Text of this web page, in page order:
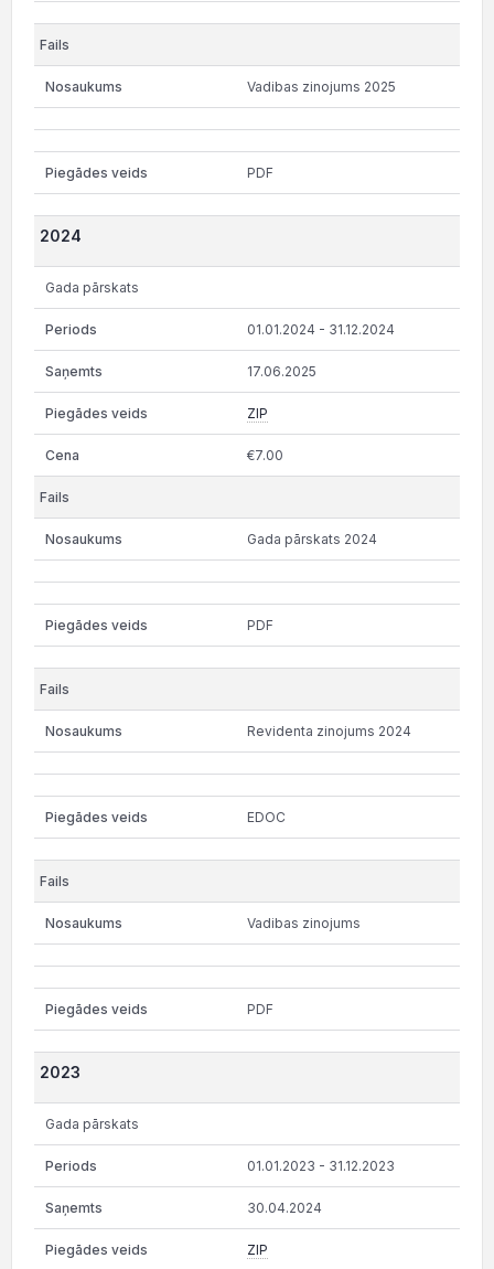
Vadibas zinojums 2025
PDF
2024
Gada pārskats
01.01.2024 - 31.12.2024
17.06.2025
ZIP
€7.00
Gada pārskats 2024
PDF
Revidenta zinojums 2024
EDOC
Vadibas zinojums
PDF
2023
Gada pārskats
01.01.2023 - 31.12.2023
30.04.2024
ZIP